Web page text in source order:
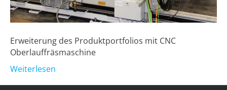
Erweiterung des Produktportfolios mit CNC
Oberlauffräsmaschine
Weiterlesen